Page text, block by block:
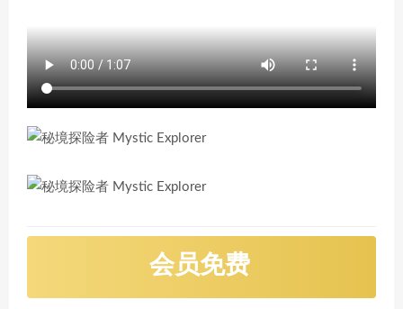
会员免费